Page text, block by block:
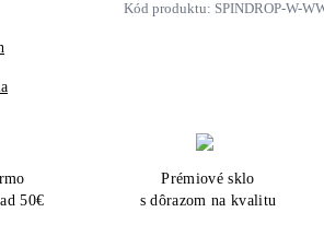
Kód produktu: SPINDROP-W-
50€
Prémiové sklo
s dôrazom na kvalitu